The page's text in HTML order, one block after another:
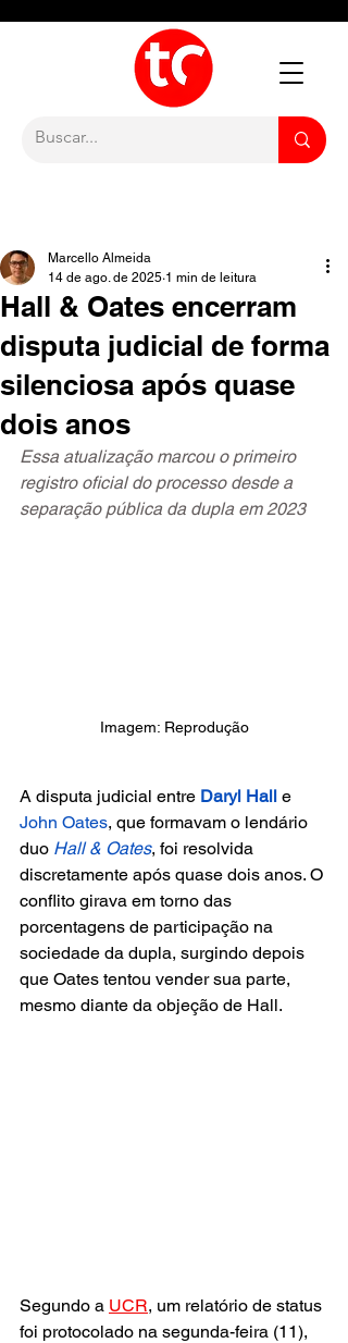
Hall & Oates encerram
disputa judicial de forma
silenciosa após quase
dois anos
Marcello Almeida
14 de ago. de 2025 1 min de leitura
Essa atualização marcou o primeiro
registro oficial do processo desde a
separação pública da dupla em 2023
Imagem: Reprodução
A disputa judicial entre Daryl Hall e
John Oates, que formavam o lendário
duo Hall & Oates, foi resolvida
discretamente após quase dois anos. O
conflito girava em torno das
porcentagens de participação na
sociedade da dupla, surgindo depois
que Oates tentou vender sua parte,
mesmo diante da objeção de Hall.
Segundo a UCR, um relatório de status
foi protocolado na segunda-feira (11),